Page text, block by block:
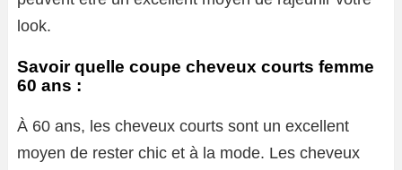
look.
Savoir quelle coupe cheveux courts femme
60 ans :
À 60 ans, les cheveux courts sont un excellent
moyen de rester chic et à la mode. Les cheveux